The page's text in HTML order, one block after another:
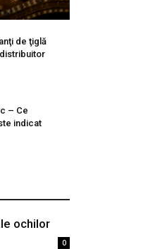
de ţiglă
– Ce
indicat
ochilor
0